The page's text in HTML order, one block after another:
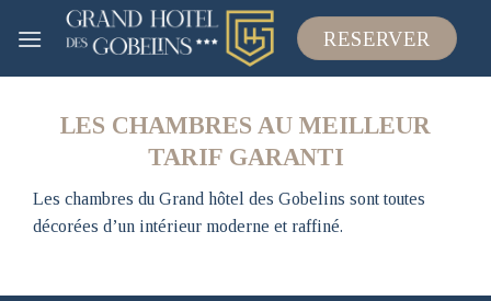
RESERVER
LES CHAMBRES AU MEILLEUR
TARIF GARANTI
Les chambres du Grand hôtel des Gobelins sont toutes
décorées d’un intérieur moderne et raffiné.